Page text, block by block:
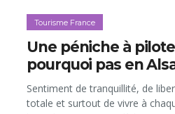
Tourisme France
Une péniche à
pourquoi pas en
Sentiment de tranquillité, de
totale et surtout de vivre à